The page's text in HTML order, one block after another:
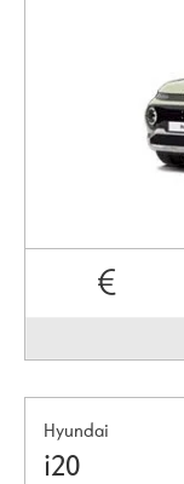
Hyundai
i20